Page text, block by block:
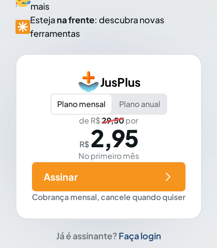
mais
Esteja na frente: descubra novas
ferramentas
JusPlus
Plano mensal
Plano anual
de R$29,50por
R$ 2,95
No primeiro mês
Cobrança mensal, cancele quando quiser
Assinar
Já é assinante? Faça login